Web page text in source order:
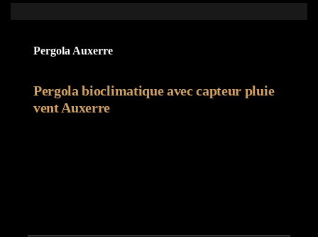
Pergola Auxerre
Pergola bioclimatique avec capteur pluie
vent Auxerre